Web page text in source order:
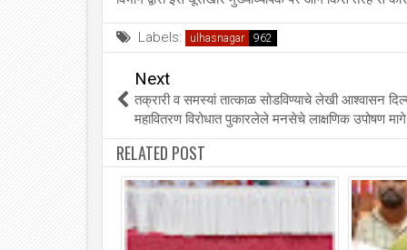
Labels: ulhasnagar
Next
तक्रारी व समस्यां तात्काळ सोडविण्याचे लेखी आश्वासन
महावितरण विरोधात पुकारलेले मनसेचे लाक्षणिक उपोषण
RELATED POST